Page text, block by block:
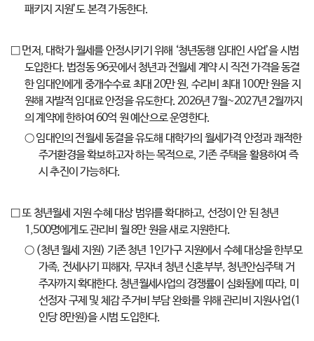
패키지 지원’도 본격 가동한다.
□ 먼저, 대학가 월세를 안정시키기 위해 ‘청년동행 임대인 사업’을 시범
도입한다. 법정동 96곳에서 청년과 전월세 계약 시 직전 가격을 동결
한 임대인에게 중개수수료 최대 20만 원, 수리비 최대 100만 원을 지
원해 자발적 임대료 안정을 유도한다. 2026년 7월~2027년 2월까지
의 계약에 한하여 60억 원 예산으로 운영한다.
○ 임대인의 전월세 동결을 유도해 대학가의 월세가격 안정과 쾌적한
주거환경을 확보하고자 하는 목적으로, 기존 주택을 활용하여 즉
시 추진이 가능하다.
□ 또 청년월세 지원 수혜 대상 범위를 확대하고, 선정이 안 된 청년
1,500명에게도 관리비 월 8만 원을 새로 지원한다.
○ (청년 월세 지원) 기존 청년 1인가구 지원에서 수혜 대상을 한부모
가족, 전세사기 피해자, 무자녀 청년 신혼부부, 청년안심주택 거
주자까지 확대한다. 청년월세사업의 경쟁률이 심화됨에 따라, 미
선정자 구제 및 체감 주거비 부담 완화를 위해 관리비 지원사업(1
인당 8만원)을 시범 도입한다.